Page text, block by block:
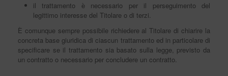
il trattamento è necessario per il perseguimento del
legittimo interesse del Titolare o di terzi.
È comunque sempre possibile richiedere al Titolare di chiarire la
concreta base giuridica di ciascun trattamento ed in particolare di
specificare se il trattamento sia basato sulla legge, previsto da
un contratto o necessario per concludere un contratto.